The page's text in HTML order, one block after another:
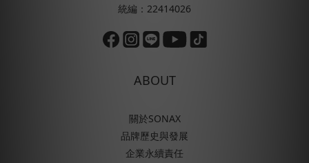
統編：22414026
ABOUT
關於SONAX
品牌歷史與發展
企業永續責任